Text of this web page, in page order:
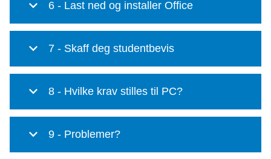
6 - Last ned og installer Office
7 - Skaff deg studentbevis
8 - Hvilke krav stilles til PC?
9 - Problemer?